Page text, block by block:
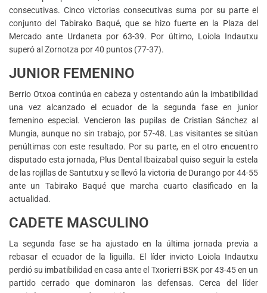
consecutivas. Cinco victorias consecutivas suma por su parte el
conjunto del Tabirako Baqué, que se hizo fuerte en la Plaza del
Mercado ante Urdaneta por 63-39. Por último, Loiola Indautxu
superó al Zornotza por 40 puntos (77-37).
JUNIOR FEMENINO
Berrio Otxoa continúa en cabeza y ostentando aún la imbatibilidad
una vez alcanzado el ecuador de la segunda fase en junior
femenino especial. Vencieron las pupilas de Cristian Sánchez al
Mungia, aunque no sin trabajo, por 57-48. Las visitantes se sitúan
penúltimas con este resultado. Por su parte, en el otro encuentro
disputado esta jornada, Plus Dental Ibaizabal quiso seguir la estela
de las rojillas de Santutxu y se llevó la victoria de Durango por 44-55
ante un Tabirako Baqué que marcha cuarto clasificado en la
actualidad.
CADETE MASCULINO
La segunda fase se ha ajustado en la última jornada previa a
rebasar el ecuador de la liguilla. El líder invicto Loiola Indautxu
perdió su imbatibilidad en casa ante el Txorierri BSK por 43-45 en un
partido cerrado que dominaron las defensas. Cerca del líder